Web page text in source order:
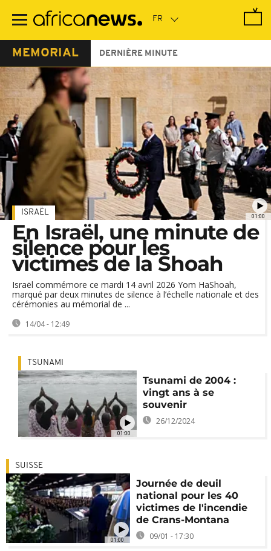
contenu
MEMORIAL DERNIÈRE MINUTE
01:00
ISRAËL
En Israël, une minute de
silence pour les
victimes de la Shoah
Israël commémore ce mardi 14 avril 2026 Yom HaShoah,
marqué par deux minutes de silence à l’échelle nationale et des
cérémonies au mémorial de ...
14/04 - 12:49
01:00
TSUNAMI
Tsunami de 2004 :
vingt ans à se
souvenir
26/12/2024
01:00
SUISSE
Journée de deuil
national pour les 40
victimes de l'incendie
de Crans-Montana
09/01 - 17:30